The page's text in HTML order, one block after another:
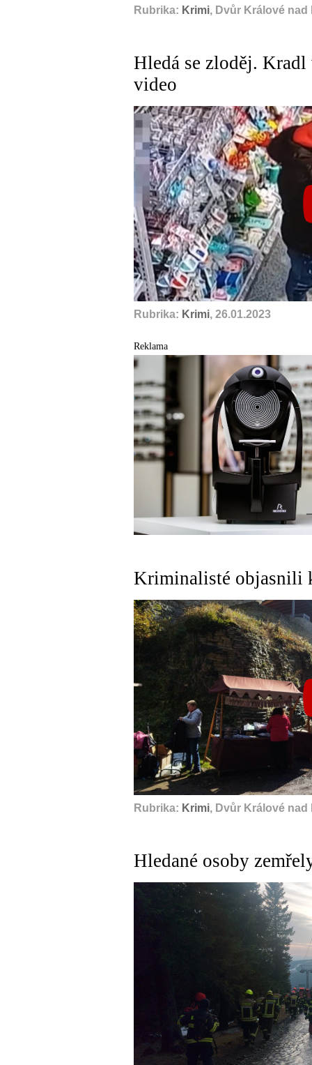
Rubrika: Krimi, Dvůr Králové nad
Hledá se zloděj.
video
Rubrika: Krimi, 26.01.2023
Reklama
Kriminalisté objasnili
Rubrika: Krimi, Dvůr Králové nad
Hledané osoby